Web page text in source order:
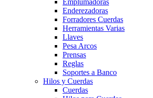
Emplumadoras
Enderezadoras
Forradores Cuerdas
Herramientas Varias
Llaves
Pesa Arcos
Prensas
Reglas
Soportes a Banco
Hilos y Cuerdas
Cuerdas